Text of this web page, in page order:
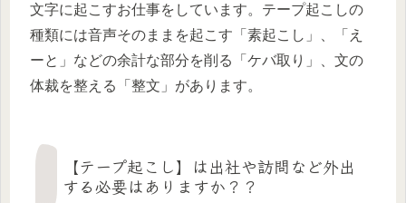
文字に起こすお仕事をしています。テープ起こしの
種類には音声そのままを起こす「素起こし」、「え
ーと」などの余計な部分を削る「ケバ取り」、文の
体裁を整える「整文」があります。
【テープ起こし】は出社や訪問など外出
する必要はありますか？？